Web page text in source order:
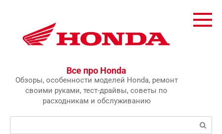
Все про Honda
Обзоры, особенности моделей Honda, ремонт
своими руками, тест-драйвы, советы по
расходникам и обслуживанию